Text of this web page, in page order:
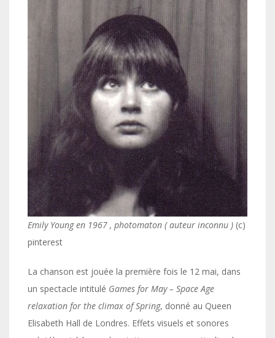
Emily Young en 1967 , photomaton ( auteur inconnu ) (c)
pinterest
La chanson est jouée la première fois le 12 mai, dans
un spectacle intitulé Games for May – Space Age
relaxation for the climax of Spring, donné au Queen
Elisabeth Hall de Londres. Effets visuels et sonores